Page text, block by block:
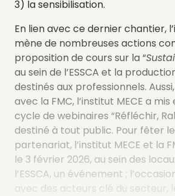
3) la sensibilisation.
En lien avec ce dernier chantier,
mène de nombreuses actions
proposition de cours sur la “
au sein de l’ESSCA et la
destinés aux professionnels.
avec la FMC, l’institut MECE a
cycle de webinaires “Réfléchir,
destiné à tout public. Pour fêter
partenariat, l’institut MECE et la
le 3 février 2026, au sein des
l’ESSCA, un événement ;
avec des acteurs clé du secteur,